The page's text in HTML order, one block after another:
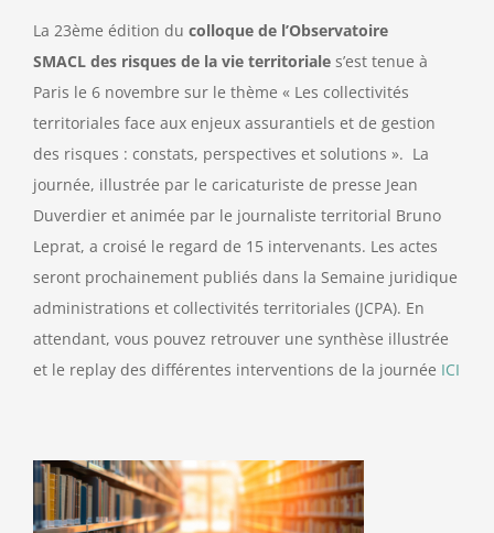
La 23ème édition du colloque de l’Observatoire
SMACL des risques de la vie territoriale s’est tenue à
Paris le 6 novembre sur le thème « Les collectivités
territoriales face aux enjeux assurantiels et de gestion
des risques : constats, perspectives et solutions ». La
journée, illustrée par le caricaturiste de presse Jean
Duverdier et animée par le journaliste territorial Bruno
Leprat, a croisé le regard de 15 intervenants. Les actes
seront prochainement publiés dans la Semaine juridique
administrations et collectivités territoriales (JCPA). En
attendant, vous pouvez retrouver une synthèse illustrée
et le replay des différentes interventions de la journée ICI